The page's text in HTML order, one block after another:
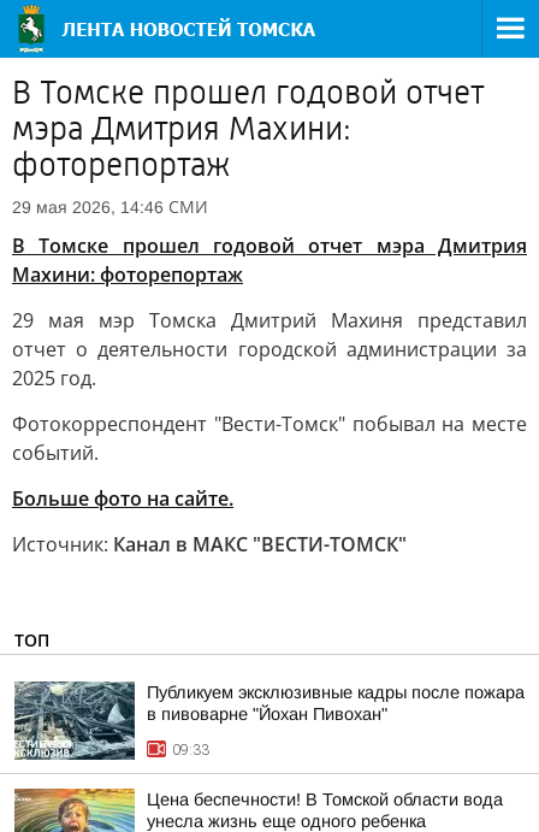
В Томске прошел годовой отчет
мэра Дмитрия Махини:
фоторепортаж
29 мая 2026, 14:46 СМИ
В Томске прошел годовой отчет мэра Дмитрия
Махини: фоторепортаж
29 мая мэр Томска Дмитрий Махиня представил
отчет о деятельности городской администрации за
2025 год.
Фотокорреспондент "Вести-Томск" побывал на месте
событий.
Больше фото на сайте.
Источник: Канал в МАКС "ВЕСТИ-ТОМСК"
ТОП
Публикуем эксклюзивные кадры после пожара
в пивоварне "Йохан Пивохан"
09:33
Цена беспечности! В Томской области вода
унесла жизнь еще одного ребенка